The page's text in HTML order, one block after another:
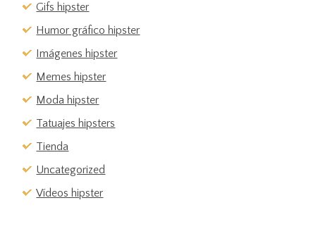
Gifs hipster
Humor gráfico hipster
Imágenes hipster
Memes hipster
Moda hipster
Tatuajes hipsters
Tienda
Uncategorized
Vídeos hipster